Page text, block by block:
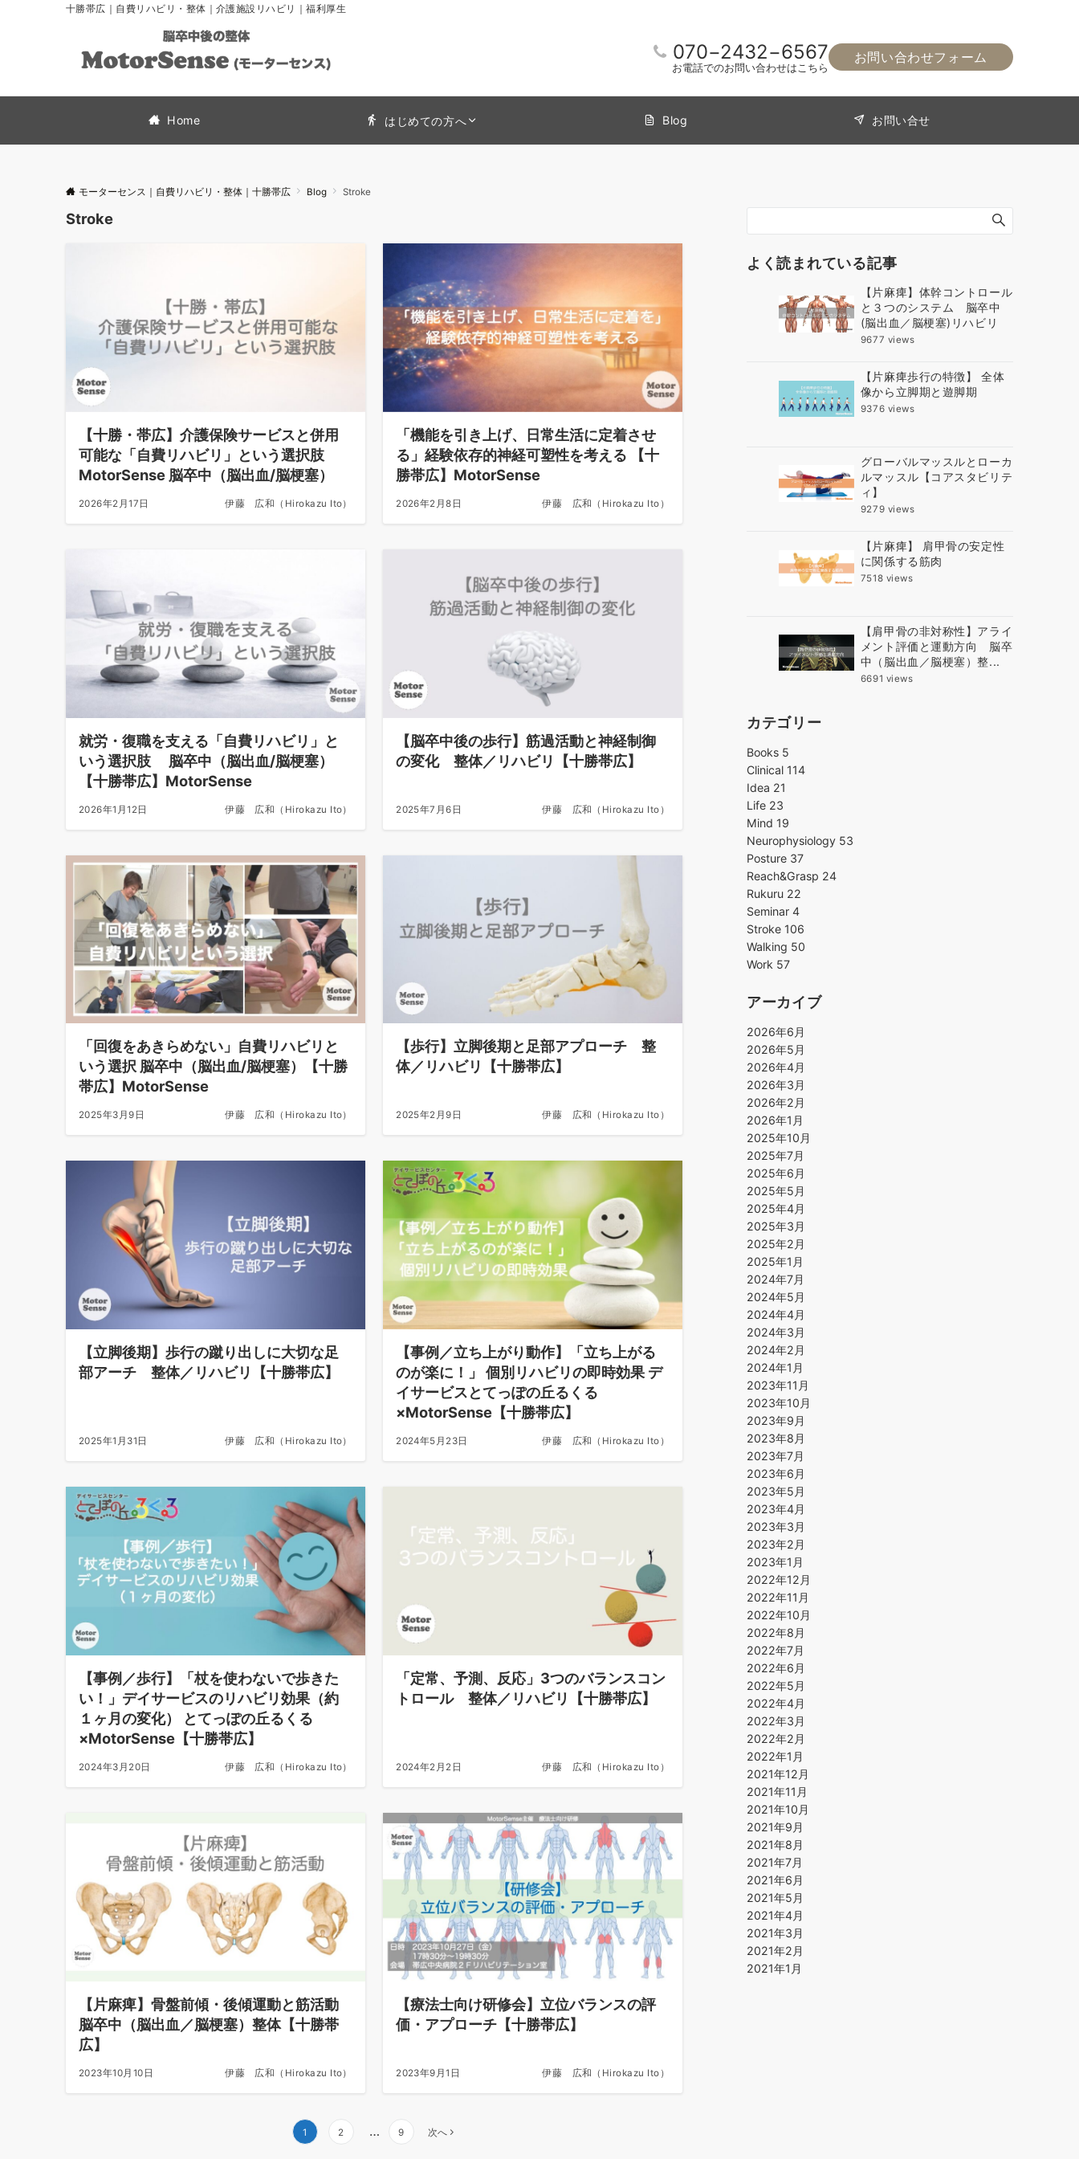
十勝帯広｜自費リハビリ・整体｜介護施設リハビリ｜福利厚生
070−2432−6567
お電話でのお問い合わせはこちら
お問い合わせフォーム
Home はじめての方へ Blog お問い合せ
モーターセンス｜自費リハビリ・整体｜十勝帯広 Blog Stroke
Stroke
【十勝・帯広】介護保険サービスと併用
可能な「自費リハビリ」という選択肢
MotorSense 脳卒中（脳出血/脳梗塞）
2026年2月17日 伊藤 広和（Hirokazu Ito）
「機能を引き上げ、日常生活に定着させ
る」経験依存的神経可塑性を考える 【十
勝帯広】MotorSense
2026年2月8日 伊藤 広和（Hirokazu Ito）
就労・復職を支える「自費リハビリ」と
いう選択肢 脳卒中（脳出血/脳梗塞）
【十勝帯広】MotorSense
2026年1月12日 伊藤 広和（Hirokazu Ito）
【脳卒中後の歩行】筋過活動と神経制御
の変化 整体／リハビリ【十勝帯広】
2025年7月6日 伊藤 広和（Hirokazu Ito）
「回復をあきらめない」自費リハビリと
いう選択 脳卒中（脳出血/脳梗塞）【十勝
帯広】MotorSense
2025年3月9日 伊藤 広和（Hirokazu Ito）
【歩行】立脚後期と足部アプローチ 整
体／リハビリ【十勝帯広】
2025年2月9日 伊藤 広和（Hirokazu Ito）
【立脚後期】歩行の蹴り出しに大切な足
部アーチ 整体／リハビリ【十勝帯広】
2025年1月31日 伊藤 広和（Hirokazu Ito）
【事例／立ち上がり動作】「立ち上がる
のが楽に！」 個別リハビリの即時効果 デ
イサービスとてっぽの丘るくる
×MotorSense【十勝帯広】
2024年5月23日 伊藤 広和（Hirokazu Ito）
【事例／歩行】「杖を使わないで歩きた
い！」デイサービスのリハビリ効果（約
１ヶ月の変化） とてっぽの丘るくる
×MotorSense【十勝帯広】
2024年3月20日 伊藤 広和（Hirokazu Ito）
「定常、予測、反応」3つのバランスコン
トロール 整体／リハビリ【十勝帯広】
2024年2月2日 伊藤 広和（Hirokazu Ito）
【片麻痺】骨盤前傾・後傾運動と筋活動
脳卒中（脳出血／脳梗塞）整体【十勝帯
広】
2023年10月10日 伊藤 広和（Hirokazu Ito）
【療法士向け研修会】立位バランスの評
価・アプローチ【十勝帯広】
2023年9月1日 伊藤 広和（Hirokazu Ito）
1 2 … 9 次へ
よく読まれている記事
【片麻痺】体幹コントロール
と３つのシステム 脳卒中
(脳出血／脳梗塞)リハビリ
9677 views
【片麻痺歩行の特徴】 全体
像から立脚期と遊脚期
9376 views
グローバルマッスルとローカ
ルマッスル【コアスタビリテ
ィ】
9279 views
【片麻痺】 肩甲骨の安定性
に関係する筋肉
7518 views
【肩甲骨の非対称性】アライ
メント評価と運動方向 脳卒
中（脳出血／脳梗塞）整...
6691 views
カテゴリー
Books 5
Clinical 114
Idea 21
Life 23
Mind 19
Neurophysiology 53
Posture 37
Reach&Grasp 24
Rukuru 22
Seminar 4
Stroke 106
Walking 50
Work 57
アーカイブ
2026年6月
2026年5月
2026年4月
2026年3月
2026年2月
2026年1月
2025年10月
2025年7月
2025年6月
2025年5月
2025年4月
2025年3月
2025年2月
2025年1月
2024年7月
2024年5月
2024年4月
2024年3月
2024年2月
2024年1月
2023年11月
2023年10月
2023年9月
2023年8月
2023年7月
2023年6月
2023年5月
2023年4月
2023年3月
2023年2月
2023年1月
2022年12月
2022年11月
2022年10月
2022年8月
2022年7月
2022年6月
2022年5月
2022年4月
2022年3月
2022年2月
2022年1月
2021年12月
2021年11月
2021年10月
2021年9月
2021年8月
2021年7月
2021年6月
2021年5月
2021年4月
2021年3月
2021年2月
2021年1月